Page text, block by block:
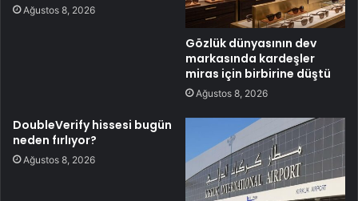
Ağustos 8, 2026
Gözlük dünyasının dev
markasında kardeşler
miras için birbirine düştü
Ağustos 8, 2026
DoubleVerify hissesi bugün
neden fırlıyor?
Ağustos 8, 2026